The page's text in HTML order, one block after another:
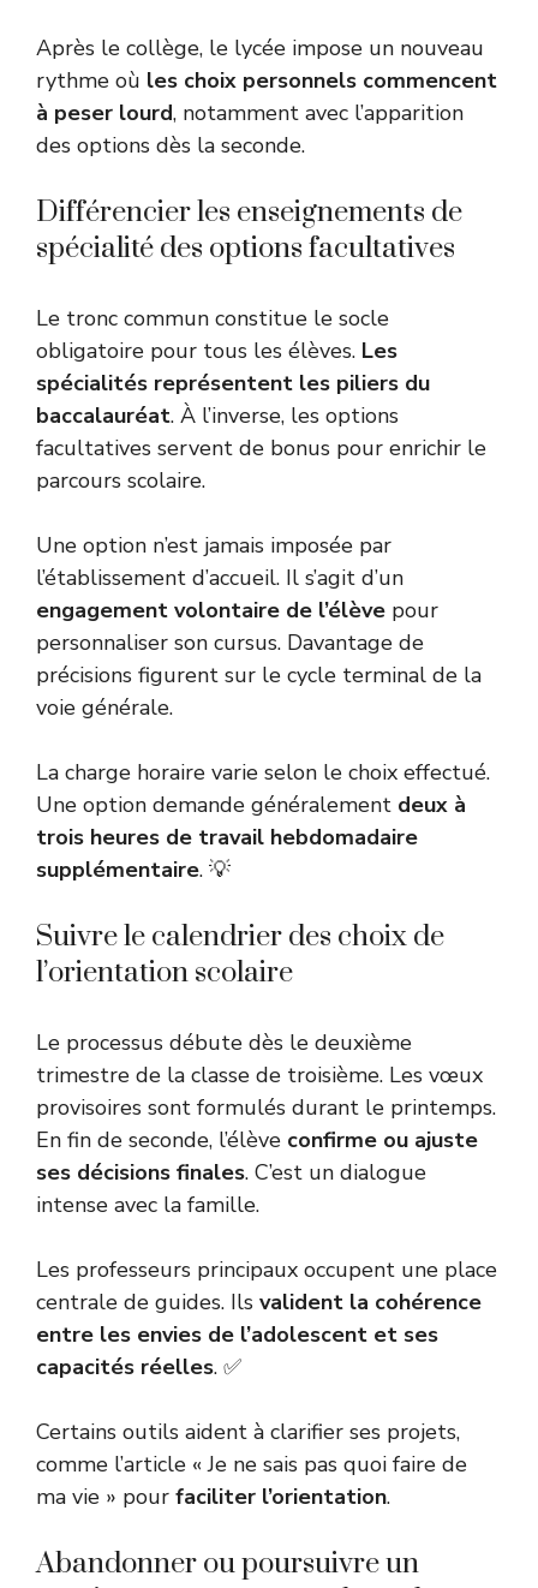
Après le collège, le lycée impose un nouveau
rythme où les choix personnels commencent
à peser lourd, notamment avec l’apparition
des options dès la seconde.
Différencier les enseignements de
spécialité des options facultatives
Le tronc commun constitue le socle
obligatoire pour tous les élèves. Les
spécialités représentent les piliers du
baccalauréat. À l’inverse, les options
facultatives servent de bonus pour enrichir le
parcours scolaire.
Une option n’est jamais imposée par
l’établissement d’accueil. Il s’agit d’un
engagement volontaire de l’élève pour
personnaliser son cursus. Davantage de
précisions figurent sur le cycle terminal de la
voie générale.
La charge horaire varie selon le choix effectué.
Une option demande généralement deux à
trois heures de travail hebdomadaire
supplémentaire. 💡
Suivre le calendrier des choix de
l’orientation scolaire
Le processus débute dès le deuxième
trimestre de la classe de troisième. Les vœux
provisoires sont formulés durant le printemps.
En fin de seconde, l’élève confirme ou ajuste
ses décisions finales. C’est un dialogue
intense avec la famille.
Les professeurs principaux occupent une place
centrale de guides. Ils valident la cohérence
entre les envies de l’adolescent et ses
capacités réelles. ✅
Certains outils aident à clarifier ses projets,
comme l’article « Je ne sais pas quoi faire de
ma vie » pour faciliter l’orientation.
Abandonner ou poursuivre un